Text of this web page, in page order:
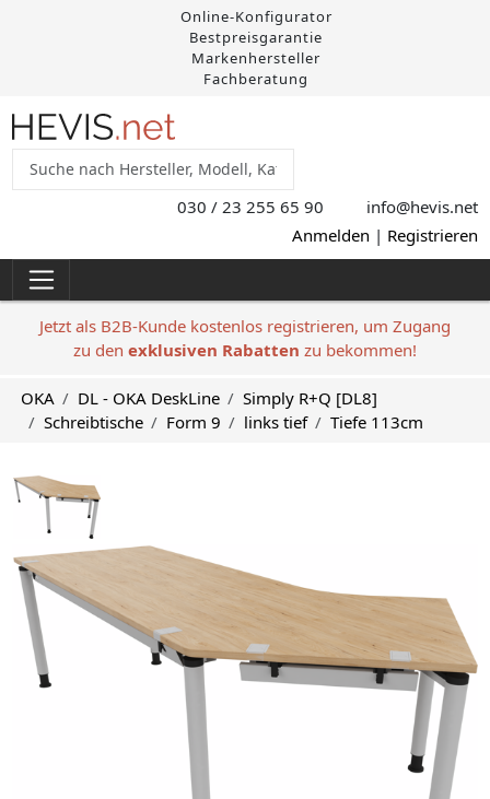
Online-Konfigurator
Bestpreisgarantie
Markenhersteller
Fachberatung
030 / 23 255 65 90 info@hevis.net
Anmelden | Registrieren
Jetzt als B2B-Kunde kostenlos registrieren, um Zugang
zu den exklusiven Rabatten zu bekommen!
OKA DL - OKA DeskLine
Simply R+Q [DL8]
Schreibtische
Form 9 links tief Tiefe 113cm